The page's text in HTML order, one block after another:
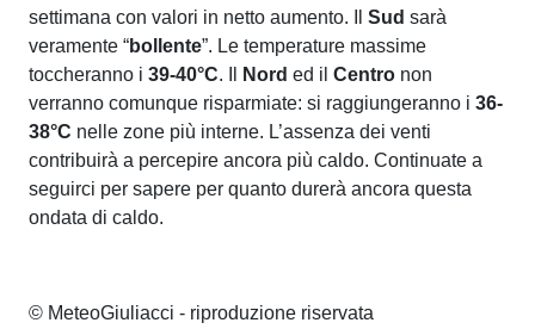
settimana con valori in netto aumento. Il Sud sarà
veramente “bollente”. Le temperature massime
toccheranno i 39-40°C. Il Nord ed il Centro non
verranno comunque risparmiate: si raggiungeranno i 36-
38°C nelle zone più interne. L’assenza dei venti
contribuirà a percepire ancora più caldo. Continuate a
seguirci per sapere per quanto durerà ancora questa
ondata di caldo.
© MeteoGiuliacci - riproduzione riservata